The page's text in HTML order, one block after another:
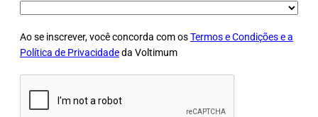
Ao se inscrever, você concorda com osTermos e Condições e a
Política de Privacidadeda Voltimum